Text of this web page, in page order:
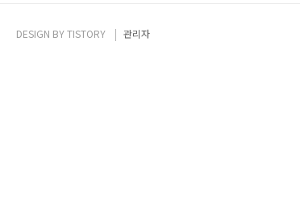
DESIGN BYTISTORY 관리자